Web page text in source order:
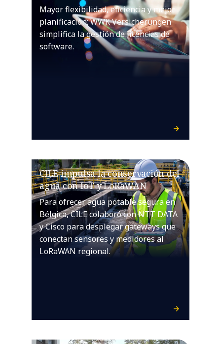
Mayor flexibilidad, eficiencia y mejor
planificación: WWK Versicherungen
simplifica la gestión de licencias de
software.
CILE impulsa la conservación del
agua con IoT y LoRaWAN
Para ofrecer agua potable segura en
Bélgica, CILE colaboró con NTT DATA
y Cisco para desplegar gateways que
conectan sensores y medidores al
LoRaWAN regional.